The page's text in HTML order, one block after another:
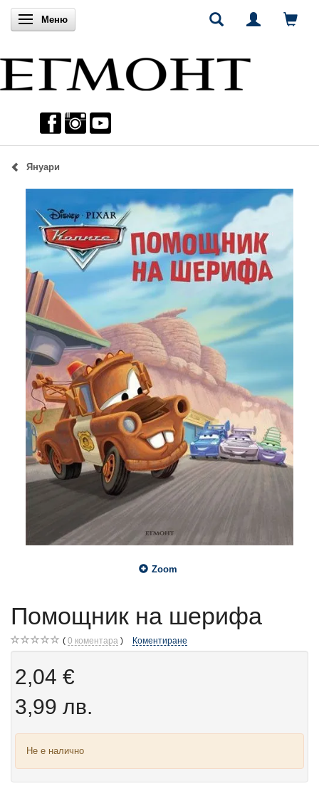
Включи навигацията
Меню
Януари
Zoom
Помощник на шерифа
0 коментара Коментиране
2,04 €
3,99 лв.
Не е налично